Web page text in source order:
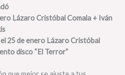
Lázaro Cristóbal Comala + Iván
25 de enero Lázaro Cristóbal
disco “El Terror”